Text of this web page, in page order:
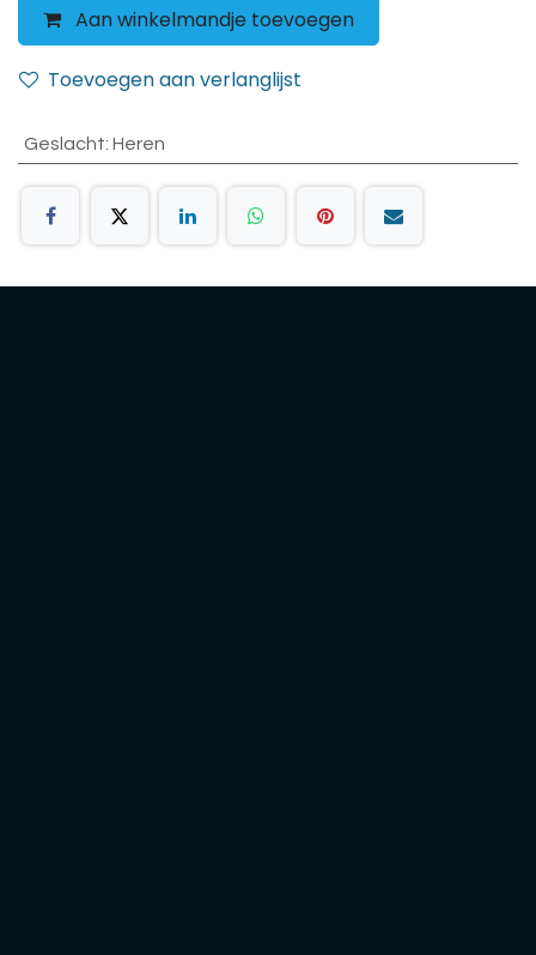
Aan winkelmandje toevoegen
Toevoegen aan verlanglijst
Geslacht: Heren